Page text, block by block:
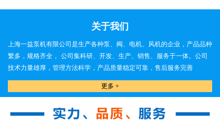
关于我们
上海一益泵机有限公司是生产各种泵、阀、电机、风机的企业，产品品种
繁多，规格齐全， 公司集科研、开发、生产、销售、服务于一体。公司
技术力量雄厚，管理方法科学，产品质量稳定可靠，售后服务完善
更多 +